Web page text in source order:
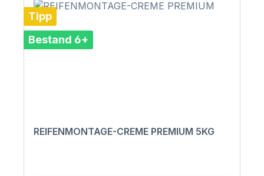
Tipp
Bestand 6+
REIFENMONTAGE-CREME PREMIUM 5KG